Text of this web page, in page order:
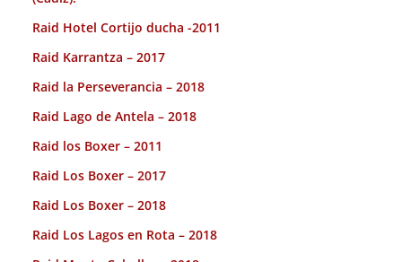
Raid Hotel Cortijo ducha -2011
Raid Karrantza – 2017
Raid la Perseverancia – 2018
Raid Lago de Antela – 2018
Raid los Boxer – 2011
Raid Los Boxer – 2017
Raid Los Boxer – 2018
Raid Los Lagos en Rota – 2018